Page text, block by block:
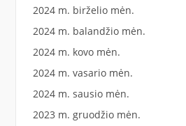
2024 m. birželio mėn.
2024 m. balandžio mėn.
2024 m. kovo mėn.
2024 m. vasario mėn.
2024 m. sausio mėn.
2023 m. gruodžio mėn.